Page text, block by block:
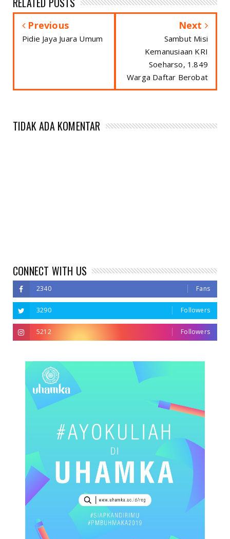
Previous
Pidie Jaya Juara Umum
Next
Sambut Misi
Kemanusiaan KRI
Soeharso, 1.849
Warga Daftar Berobat
TIDAK ADA KOMENTAR
CONNECT WITH US
2340 Fans
3290 Followers
5212 Followers